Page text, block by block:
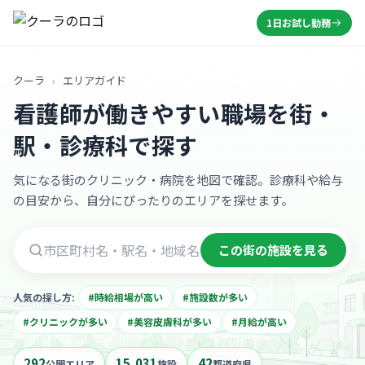
1日お試し勤務
クーラ › エリアガイド
看護師が働きやすい職場を街・
駅・診療科で探す
気になる街のクリニック・病院を地図で確認。診療科や給与
の目安から、自分にぴったりのエリアを探せます。
市区町村・駅名で探す この街の施設を見る
人気の探し方: #時給相場が高い
#施設数が多い
#クリニックが多い
#美容皮膚科が多い #月給が高い